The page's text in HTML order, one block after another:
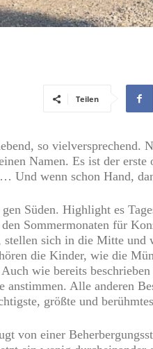
Teilen
so vielversprechend.
Namen. Es ist der
Und wenn schon Hand,
Süden. Highlight es
Sommermonaten für
stellen sich in die Mitte
die Kinder, wie die
wie bereits
anstimmen. Alle anderen
größte und
von einer